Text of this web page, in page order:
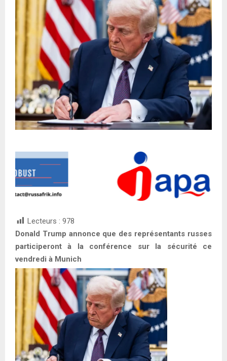
Lecteurs : 978
Donald Trump annonce que des représentants russes
participeront à la conférence sur la sécurité ce
vendredi à Munich